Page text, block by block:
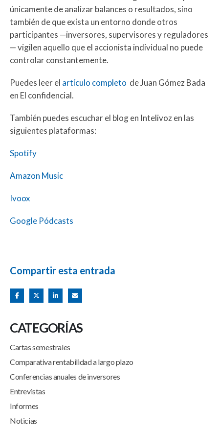
únicamente de analizar balances o resultados, sino
también de que exista un entorno donde otros
participantes —inversores, supervisores y reguladores
— vigilen aquello que el accionista individual no puede
controlar constantemente.
Puedes leer el artículo completo de Juan Gómez Bada
en El confidencial.
También puedes escuchar el blog en Intelivoz en las
siguientes plataformas:
Spotify
Amazon Music
Ivoox
Google Pódcasts
Compartir esta entrada
CATEGORÍAS
Cartas semestrales
Comparativa rentabilidad a largo plazo
Conferencias anuales de inversores
Entrevistas
Informes
Noticias